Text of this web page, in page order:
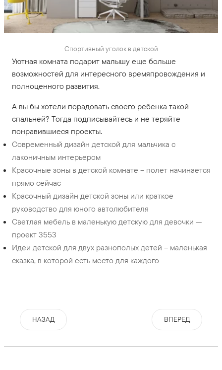
Спортивный уголок в детской
Уютная комната подарит малышу еще больше
возможностей для интересного времяпровождения и
полноценного развития.
А вы бы хотели порадовать своего ребенка такой
спальней? Тогда подписывайтесь и не теряйте
понравившиеся проекты.
Современный дизайн детской для мальчика с
лаконичным интерьером
Красочные зоны в детской комнате – полет начинается
прямо сейчас
Красочный дизайн детской зоны или краткое
руководство для юного автолюбителя
Светлая мебель в маленькую детскую для девочки —
проект 3553
Идеи детской для двух разнополых детей – маленькая
сказка, в которой есть место для каждого
НАЗАД ВПЕРЕД